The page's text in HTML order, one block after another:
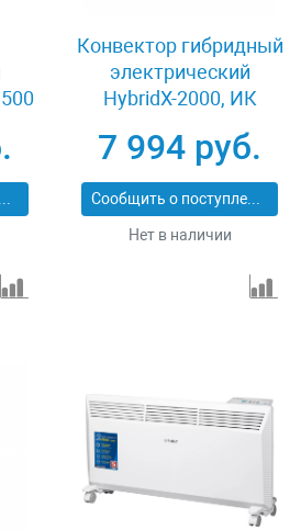
Сообщить о поступлении
Конвектор гибридный
электрический
HybridX-2000, ИК
цифровой термостат
Denzel 98120
7 994 руб.
Сообщить о поступлении
Нет в наличии